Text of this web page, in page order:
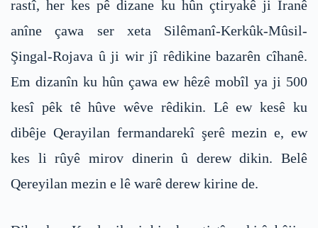
rastî, her kes pê dizane ku hûn çtiryakê ji Iranê
anîne çawa ser xeta Silêmanî-Kerkûk-Mûsil-
Şingal-Rojava û ji wir jî rêdikine bazarên cîhanê.
Em dizanîn ku hûn çawa ew hêzê mobîl ya ji 500
kesî pêk tê hûve wêve rêdikin. Lê ew kesê ku
dibêje Qerayilan fermandarekî şerê mezin e, ew
kes li rûyê mirov dinerin û derew dikin. Belê
Qereyilan mezin e lê warê derew kirine de.